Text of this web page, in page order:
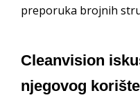
preporuka brojnih
Cleanvision
njegovog